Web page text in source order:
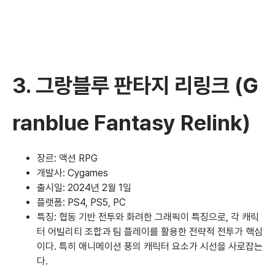
3. 그랑블루 판타지 리링크 (G
ranblue Fantasy Relink)
장르: 액션 RPG
개발사: Cygames
출시일: 2024년 2월 1일
플랫폼: PS4, PS5, PC
특징: 협동 기반 전투와 화려한 그래픽이 특징으로, 각 캐릭
터 어빌리티 조합과 팀 플레이를 활용한 전략적 전투가 핵심
이다. 특히 애니메이션 풍의 캐릭터 요소가 시선을 사로잡는
다.